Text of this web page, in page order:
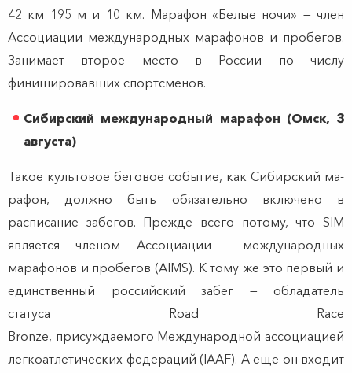
42 км 195 м и 10 км. Марафон «Белые ночи» — член
Ассоциации международных марафонов и пробегов.
Занимает второе место в России по числу
финишировавших спортсменов.
Сибирский международный марафон (Омск, 3
августа)
Такое культовое беговое событие, как Сибирский ма-
рафон, должно быть обязательно включено в
расписание забегов. Прежде всего потому, что SIM
является членом Ассоциации международных
марафонов и пробегов (AIMS). К тому же это первый и
единственный российский забег — обладатель
статуса Road Race
Bronze, присуждаемого Международной ассоциацией
легкоатлетических федераций (IAAF). А еще он входит